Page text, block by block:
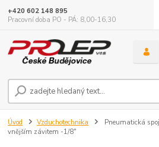
+420 602 148 895
Pracovní doba PO - PÁ: 8,00-16,30
Úvod Vzduchotechnika
Pneumatická
vnějším závitem -1/8"